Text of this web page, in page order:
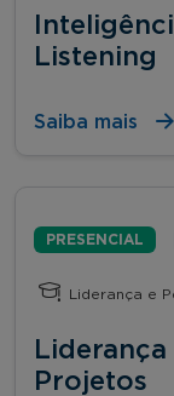
Listening
Saiba mais
PRESENCIAL
Liderança e
Projetos